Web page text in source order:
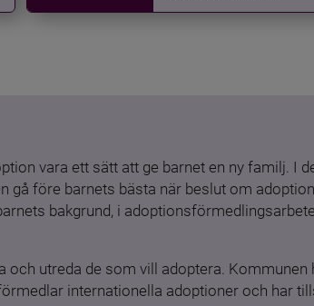
vara ett sätt att ge barnet en ny familj. I
gå före barnets bästa när beslut om
bakgrund, i
utreda de som vill adoptera.
internationella adoptioner och har